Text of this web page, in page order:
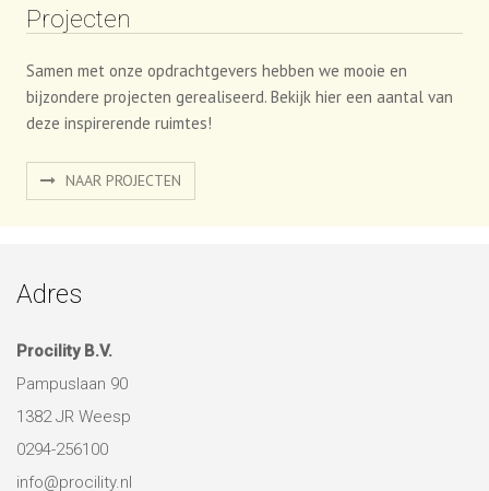
Projecten
Samen met onze opdrachtgevers hebben we mooie en
bijzondere projecten gerealiseerd. Bekijk hier een aantal van
deze inspirerende ruimtes!
NAAR PROJECTEN
Adres
Procility B.V.
Pampuslaan 90
1382 JR Weesp
0294-256100
info@procility.nl